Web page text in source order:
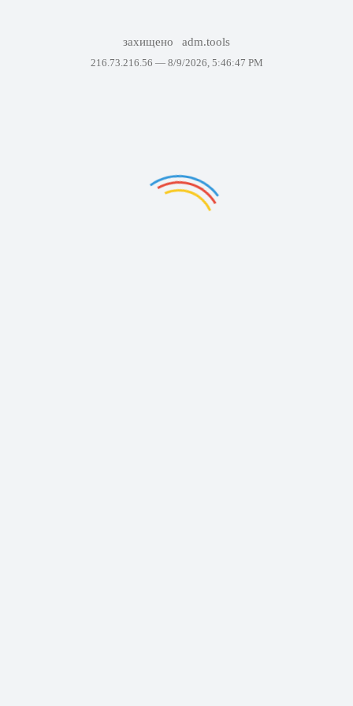
захищено adm.tools
216.73.216.56 — 8/9/2026, 5:46:47 PM